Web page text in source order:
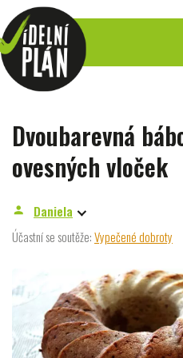
Dvoubarevná
ovesných vloček
person
Daniela
Účastní se soutěže:Vypečené dobroty